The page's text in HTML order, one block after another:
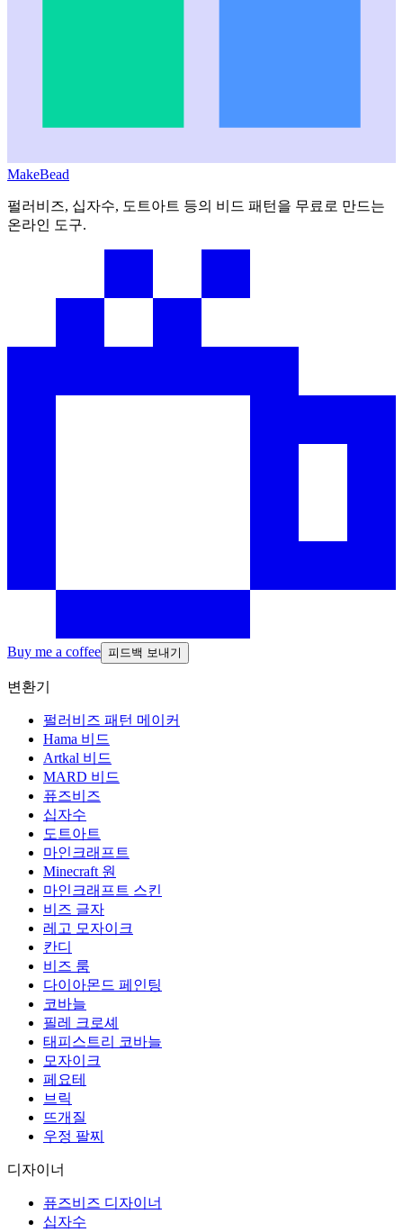
MakeBead
펄러비즈, 십자수, 도트아트 등의 비드 패턴을 무료로 만드는
온라인 도구.
Buy me a coffee 피드백 보내기
변환기
펄러비즈 패턴 메이커
Hama 비드
Artkal 비드
MARD 비드
퓨즈비즈
십자수
도트아트
마인크래프트
Minecraft 원
마인크래프트 스킨
비즈 글자
레고 모자이크
칸디
비즈 룸
다이아몬드 페인팅
코바늘
필레 크로셰
태피스트리 코바늘
모자이크
페요테
브릭
뜨개질
우정 팔찌
디자이너
퓨즈비즈 디자이너
십자수